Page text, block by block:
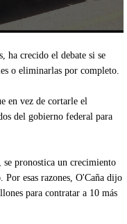
ha crecido el debate si se
o eliminarlas por completo.
en vez de cortarle el
del gobierno federal para
se pronostica un crecimiento
esas razones, O'Caña dijo
para contratar a 10 más